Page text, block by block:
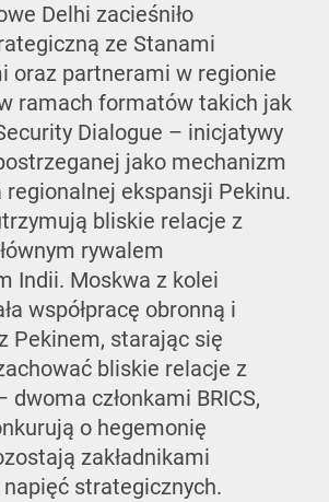
Delhi zacieśniło
ze Stanami
oraz partnerami w regionie
ramach formatów takich jak
Dialogue – inicjatywy
jako mechanizm
ekspansji Pekinu.
bliskie relacje z
rywalem
Indii. Moskwa z kolei
współpracę obronną i
Pekinem, starając się
bliskie relacje z
dwoma członkami BRICS,
o hegemonię
zakładnikami
strategicznych.